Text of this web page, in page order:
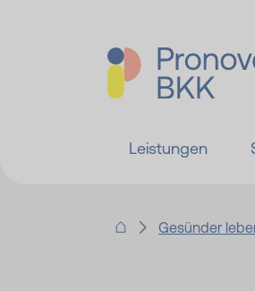
Leistungen
Gesünder